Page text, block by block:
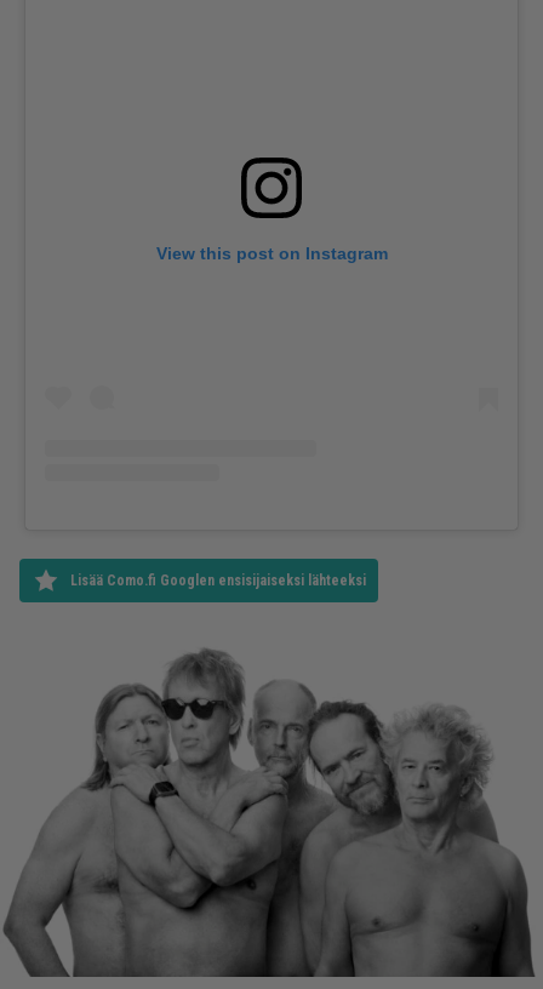
View this post on Instagram
Lisää Como.fi Googlen ensisijaiseksi lähteeksi